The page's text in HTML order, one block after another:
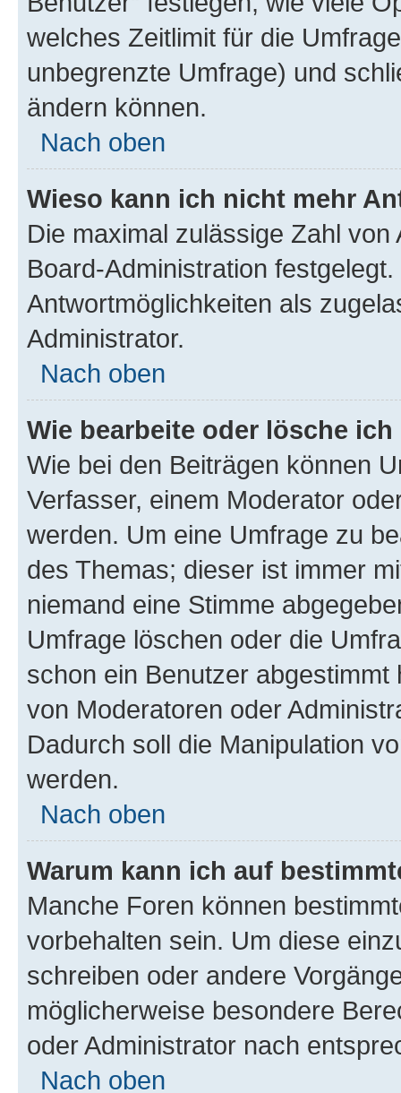
welches Zeitlimit für die
unbegrenzte Umfrage) und
ändern können.
Nach oben
Wieso kann ich nicht mehr
Die maximal zulässige Zahl
Board-Administration
Antwortmöglichkeiten als
Administrator.
Nach oben
Wie bearbeite oder lösche
Wie bei den Beiträgen können
Verfasser, einem Moderator
werden. Um eine Umfrage zu
des Themas; dieser ist immer
niemand eine Stimme
Umfrage löschen oder die
schon ein Benutzer
von Moderatoren oder
Dadurch soll die Manipulation
werden.
Nach oben
Warum kann ich auf
Manche Foren können
vorbehalten sein. Um diese
schreiben oder andere
möglicherweise besondere
oder Administrator nach
Nach oben